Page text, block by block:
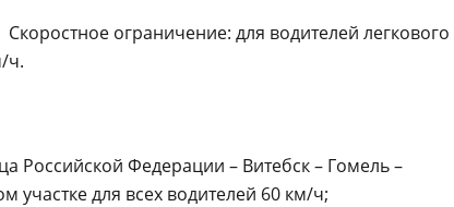
Скоростное ограничение: для водителей легкового
ч.
Российской Федерации – Витебск – Гомель –
участке для всех водителей 60 км/ч;